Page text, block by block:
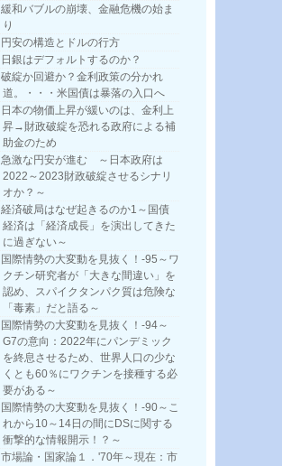
緩和バブルの崩壊、金融危機の始ま
り
円安の構造とドルの行方
日銀はデフォルトするのか？
破綻か回避か？金利政策の分かれ
道。・・・米国債は暴落の入口へ
日本の物価上昇が緩いのは、金利上
昇→財政破綻を恐れる政府による補
助金のため
急激な円安が進む ～日本政府は
2022～2023財政破綻させるシナリ
オか？～
経済破局はなぜ起きるのか1～国債
経済は「経済成長」を演出してきた
に過ぎない～
国際情勢の大変動を見抜く！-95～ワ
クチン研究者が「大きな間違い」を
認め、スパイクタンパク質は危険な
「毒素」だと語る～
国際情勢の大変動を見抜く！-94～
G7の意向：2022年にパンデミック
を終息させるため、世界人口の少な
くとも60％にワクチンを接種する必
要がある～
国際情勢の大変動を見抜く！-90～こ
れから10～14日の間にDSに関する
衝撃的な情報開示！？～
市場論・国家論１．'70年～現在：市